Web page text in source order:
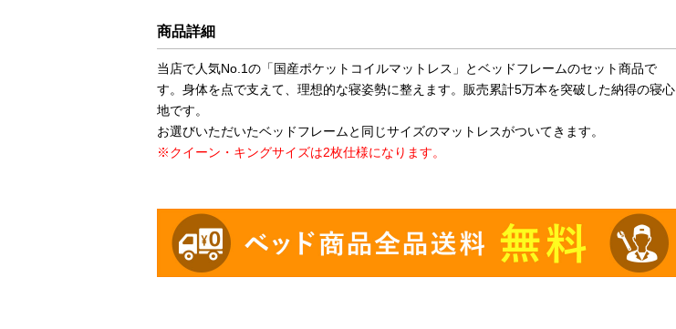
商品詳細
当店で人気No.1の「国産ポケットコイルマットレス」とベッドフレームのセット商品で
す。身体を点で支えて、理想的な寝姿勢に整えます。販売累計5万本を突破した納得の寝心
地です。
お選びいただいたベッドフレームと同じサイズのマットレスがついてきます。
※クイーン・キングサイズは2枚仕様になります。